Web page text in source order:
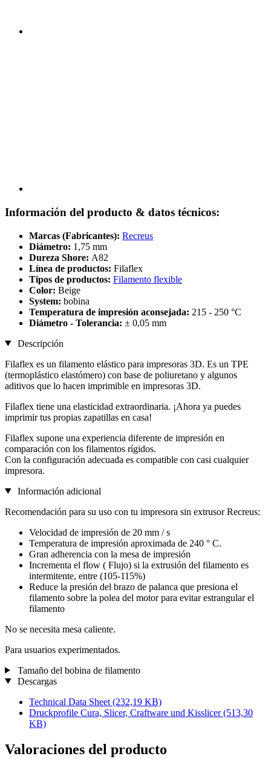
Información del producto & datos técnicos:
Marcas (Fabricantes): Recreus
Diámetro: 1,75 mm
Dureza Shore: A82
Línea de productos: Filaflex
Tipos de productos: Filamento flexible
Color: Beige
System: bobina
Temperatura de impresión aconsejada: 215 - 250 °C
Diámetro - Tolerancia: ± 0,05 mm
Descripción
Filaflex es un filamento elástico para impresoras 3D. Es un TPE
(termoplástico elastómero) con base de poliuretano y algunos
aditivos que lo hacen imprimible en impresoras 3D.
Filaflex tiene una elasticidad extraordinaria. ¡Ahora ya puedes
imprimir tus propias zapatillas en casa!
Filaflex supone una experiencia diferente de impresión en
comparación con los filamentos rígidos.
Con la configuración adecuada es compatible con casi cualquier
impresora.
Información adicional
Recomendación para su uso con tu impresora sin extrusor Recreus:
Velocidad de impresión de 20 mm / s
Temperatura de impresión aproximada de 240 ° C.
Gran adherencia con la mesa de impresión
Incrementa el flow ( Flujo) si la extrusión del filamento es
intermitente, entre (105-115%)
Reduce la presión del brazo de palanca que presiona el
filamento sobre la polea del motor para evitar estrangular el
filamento
No se necesita mesa caliente.
Para usuarios experimentados.
Tamaño del bobina de filamento
Descargas
Technical Data Sheet (232,19 KB)
Druckprofile Cura, Slicer, Craftware und Kisslicer(513,30
KB)
Valoraciones del producto